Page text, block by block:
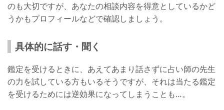
のも大切ですが、あなたの相談内容を得意としているかど
うかもプロフィールなどで確認しましょう。
具体的に話す・聞く
鑑定を受けるときに、あえてあまり話さずに占い師の先生
の力を試している方もいるそうですが、それは当たる鑑定
を受けるためには逆効果になってしまうことも…。